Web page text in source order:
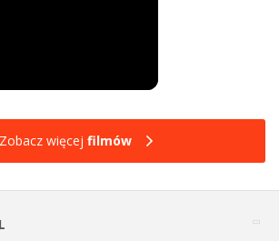
Zobacz więcej filmów